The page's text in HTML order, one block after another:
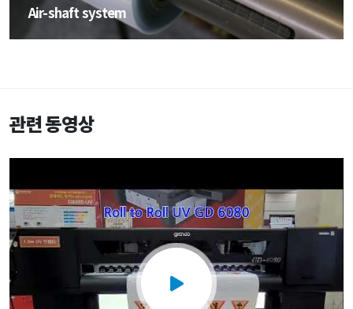
Air-shaft system
관련 동영상